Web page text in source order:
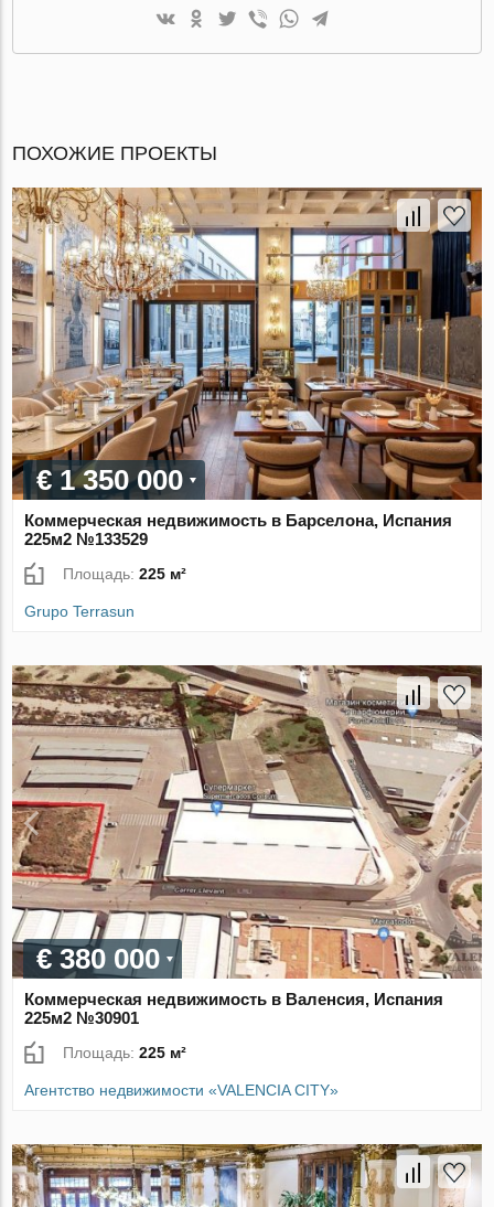
ПОХОЖИЕ ПРОЕКТЫ
€ 1 350 000
Коммерческая недвижимость в Барселона, Испания
225м2 №133529
Площадь:225 м²
Grupo Terrasun
€ 380 000
Коммерческая недвижимость в Валенсия, Испания
225м2 №30901
Площадь:225 м²
Агентство недвижимости «VALENCIA CITY»